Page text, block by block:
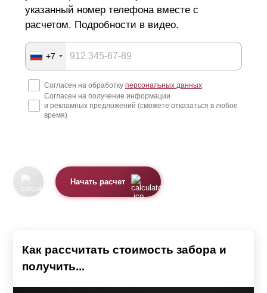
указанный номер телефона вместе с
расчетом. Подробности в видео.
+7
Согласен на обработку персональных данных
Согласен на получение информации
и рекламных предложений (сможете отказаться в любое
время)
Начать расчет
Как рассчитать стоимость забора и
получить...